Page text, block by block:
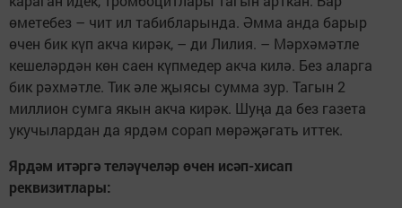
өметебез – чит ил табибларында. Әмма анда барыр
өчен бик күп акча кирәк, – ди Лилия. – Мәрхәмәтле
кешеләрдән көн саен күпмедер акча килә. Без аларга
бик рәхмәтле. Тик әле җыясы сумма зур. Тагын 2
миллион сумга якын акча кирәк. Шуңа да без газета
укучылардан да ярдәм сорап мөрәҗәгать иттек.
Ярдәм итәргә теләүчеләр өчен исәп-хисап
реквизитлары: